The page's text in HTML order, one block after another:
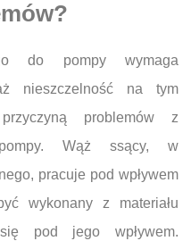
do pompy wymaga
nieszczelność na tym
problemów z
Wąż ssący, w
pracuje pod wpływem
wykonany z materiału
pod jego wpływem.